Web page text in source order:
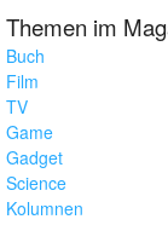
Themen im
Buch
Film
TV
Game
Gadget
Science
Kolumnen